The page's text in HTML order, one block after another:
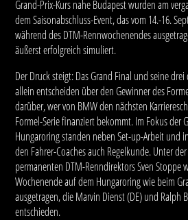
Grand-Prix-Kurs nahe Budapest wurden am
dem Saisonabschluss-Event, das vom 14.-16.
während des DTM-Rennwochenendes
äußerst erfolgreich simuliert.
Der Druck steigt: Das Grand Final und seine
allein entscheiden über den Gewinner des
darüber, wer von BMW den nächsten
Formel-Serie finanziert bekommt. Im Fokus der
Hungaroring standen neben Set-up-Arbeit und
den Fahrer-Coaches auch Regelkunde. Unter
permanenten DTM-Renndirektors Sven Stoppe
Wochenende auf dem Hungaroring wie beim
ausgetragen, die Marvin Dienst (DE) und Ralph
entschieden.